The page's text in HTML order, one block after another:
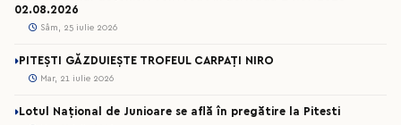
02.08.2026
Sâm, 25 iulie 2026
PITEȘTI GĂZDUIEȘTE TROFEUL CARPAȚI NIRO
Mar, 21 iulie 2026
Lotul Național de Junioare se află în pregătire la Pitesti